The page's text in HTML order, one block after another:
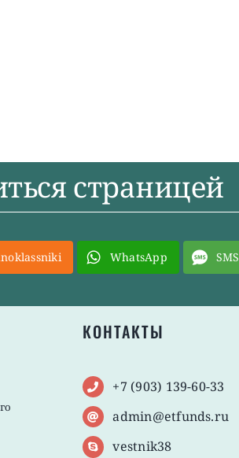
страницей
WhatsApp SMS
КОНТАКТЫ
+7 (903) 139-60-33
admin@etfunds.ru
vestnik38